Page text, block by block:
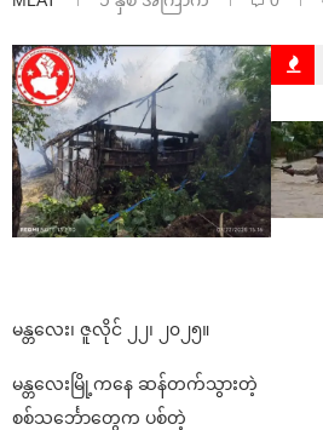
မန္တလေး၊ ဇူလိုင် ၂၂၊ ၂၀၂၅။
မန္တလေးမြို့ကနေ ဆန်တက်သွားတဲ့
စစ်သင်္ဘောတွေက ပစ်တဲ့